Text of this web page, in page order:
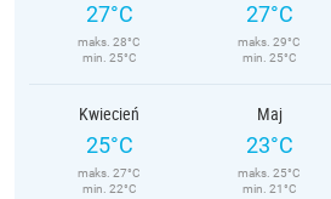
27°C
maks. 28°C
min. 25°C
27°C
maks. 29°C
min. 25°C
Kwiecień
25°C
maks. 27°C
min. 22°C
Maj
23°C
maks. 25°C
min. 21°C